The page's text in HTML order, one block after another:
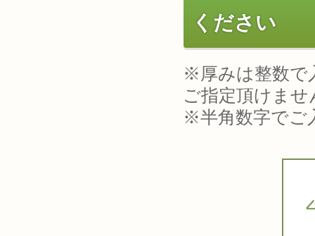
ください
※厚みは整数で
ご指定頂けませ
※半角数字でご